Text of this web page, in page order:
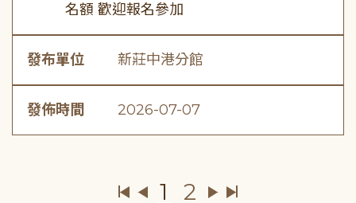
名額 歡迎報名參加
發布單位 新莊中港分館
發佈時間 2026-07-07
1 2